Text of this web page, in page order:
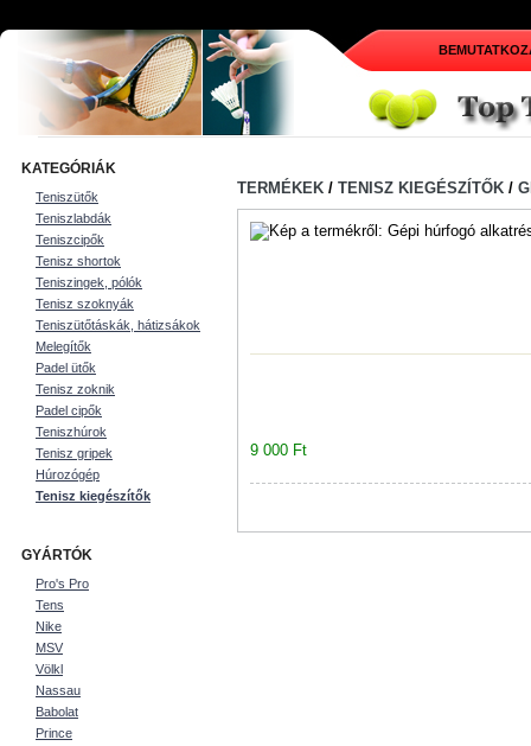
KATEGÓRIÁK
Teniszütők
Teniszlabdák
Teniszcipők
Tenisz shortok
Teniszingek, pólók
Tenisz szoknyák
Teniszütőtáskák, hátizsákok
Melegítők
Padel ütők
Tenisz zoknik
Padel cipők
Teniszhúrok
Tenisz gripek
Húrozógép
Tenisz kiegészítők
GYÁRTÓK
Pro's Pro
Tens
Nike
MSV
Völkl
Nassau
Babolat
Prince
TERMÉKEK / TENISZ KIEGÉSZÍTŐK /
9 000 Ft